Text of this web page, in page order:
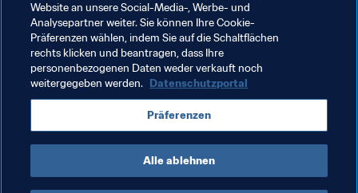
Verwandte Themen
Recht Organisation
Website an unsere Social-Media-, Werbe- und
Analysepartner weiter. Sie können Ihre Cookie-
Präferenzen wählen, indem Sie auf die Schaltflächen
rechts klicken und beantragen, dass Ihre
personenbezogenen Daten weder verkauft noch
weitergegeben werden. Datenschutzportal
Präferenzen
Alle ablehnen